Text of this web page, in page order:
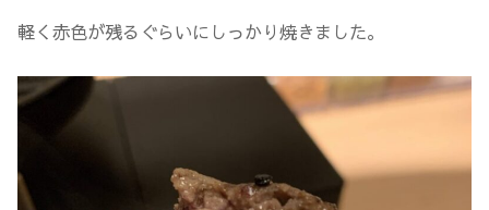
軽く赤色が残るぐらいにしっかり焼きました。